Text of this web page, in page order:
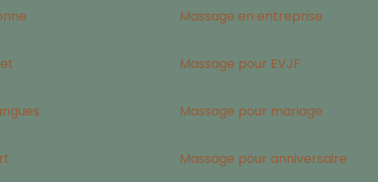
Massage en entreprise
Massage pour EVJF
Massage pour mariage
Massage pour anniversaire